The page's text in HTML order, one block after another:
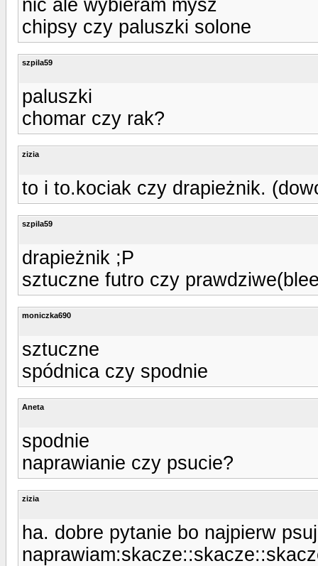
nic ale wybieram mysz
chipsy czy paluszki solone
szpila59
paluszki
chomar czy rak?
zizia
to i to.kociak czy drapieżnik.
szpila59
drapieżnik ;P
sztuczne futro czy
moniczka690
sztuczne
spódnica czy spodnie
Aneta
spodnie
naprawianie czy psucie?
zizia
ha. dobre pytanie bo najpierw